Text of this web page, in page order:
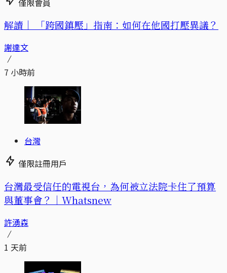
解讀｜ 「跨國鎮壓」指南：如何在他國打壓異議？
謝達文
7 小時前
台灣
僅限註冊用戶
台灣最受信任的電視台，為何被立法院卡住了預算
與董事會？｜Whatsnew
許湧森
1 天前